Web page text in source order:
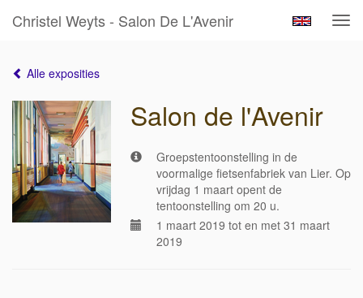
Christel Weyts - Salon De L'Avenir
Alle exposities
Salon de l'Avenir
Groepstentoonstelling in de
voormalige fietsenfabriek van Lier. Op
vrijdag 1 maart opent de
tentoonstelling om 20 u.
1 maart 2019 tot en met 31 maart
2019